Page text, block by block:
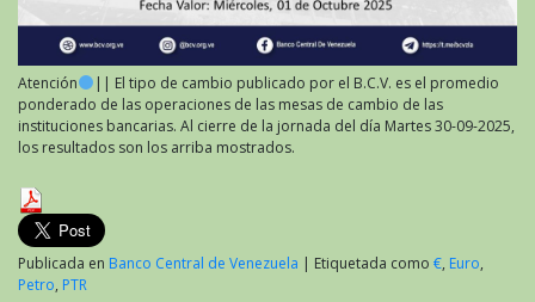
Atención
|| El tipo de cambio publicado por el B.C.V. es el promedio
ponderado de las operaciones de las mesas de cambio de las
instituciones bancarias. Al cierre de la jornada del día Martes 30-09-2025,
los resultados son los arriba mostrados.
Publicada en Banco Central de Venezuela | Etiquetada como €, Euro,
Petro, PTR